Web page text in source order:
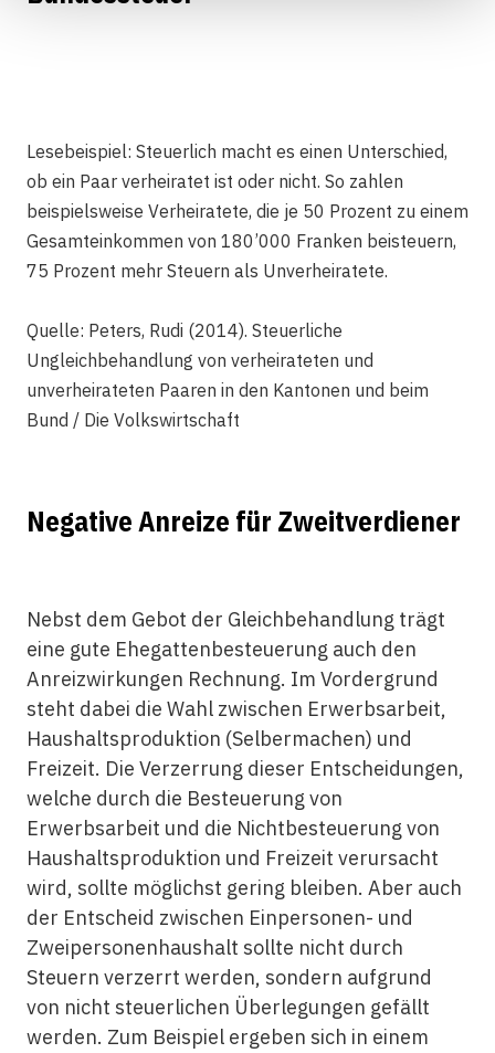
Lesebeispiel: Steuerlich macht es einen Unterschied,
ob ein Paar verheiratet ist oder nicht. So zahlen
beispielsweise Verheiratete, die je 50 Prozent zu einem
Gesamteinkommen von 180’000 Franken beisteuern,
75 Prozent mehr Steuern als Unverheiratete.
Quelle: Peters, Rudi (2014). Steuerliche
Ungleichbehandlung von verheirateten und
unverheirateten Paaren in den Kantonen und beim
Bund / Die Volkswirtschaft
Negative Anreize für Zweitverdiener
Nebst dem Gebot der Gleichbehandlung trägt
eine gute Ehegattenbesteuerung auch den
Anreizwirkungen Rechnung. Im Vordergrund
steht dabei die Wahl zwischen Erwerbsarbeit,
Haushaltsproduktion (Selbermachen) und
Freizeit. Die Verzerrung dieser Entscheidungen,
welche durch die Besteuerung von
Erwerbsarbeit und die Nichtbesteuerung von
Haushaltsproduktion und Freizeit verursacht
wird, sollte möglichst gering bleiben. Aber auch
der Entscheid zwischen Einpersonen- und
Zweipersonenhaushalt sollte nicht durch
Steuern verzerrt werden, sondern aufgrund
von nicht steuerlichen Überlegungen gefällt
werden. Zum Beispiel ergeben sich in einem